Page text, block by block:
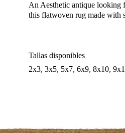
An Aesthetic antique looking
this flatwoven rug made with
Tallas disponibles
2x3, 3x5, 5x7, 6x9, 8x10,